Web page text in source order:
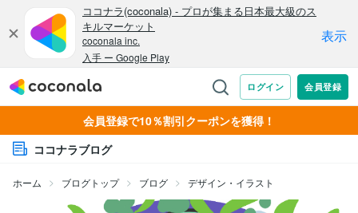
会員登録で10％割引クーポンを獲得！
ココナラブログ
ホーム ブログトップ ブログ デザイン・イラスト